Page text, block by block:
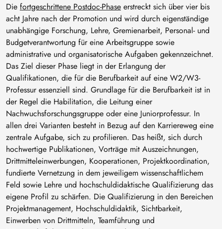
Die fortgeschrittene Postdoc-Phase erstreckt sich über vier bis
acht Jahre nach der Promotion und wird durch eigenständige
unabhängige Forschung, Lehre, Gremienarbeit, Personal- und
Budgetverantwortung für eine Arbeitsgruppe sowie
administrative und organisatorische Aufgaben gekennzeichnet.
Das Ziel dieser Phase liegt in der Erlangung der
Qualifikationen, die für die Berufbarkeit auf eine W2/W3-
Professur essenziell sind. Grundlage für die Berufbarkeit ist in
der Regel die Habilitation, die Leitung einer
Nachwuchsforschungsgruppe oder eine Juniorprofessur. In
allen drei Varianten besteht in Bezug auf den Karriereweg eine
zentrale Aufgabe, sich zu profilieren. Das heißt, sich durch
hochwertige Publikationen, Vorträge mit Auszeichnungen,
Drittmitteleinwerbungen, Kooperationen, Projektkoordination,
fundierte Vernetzung in dem jeweiligem wissenschaftlichem
Feld sowie Lehre und hochschuldidaktische Qualifizierung das
eigene Profil zu schärfen. Die Qualifizierung in den Bereichen
Projektmanagement, Hochschuldidaktik, Sichtbarkeit,
Einwerben von Drittmitteln, Teamführung und